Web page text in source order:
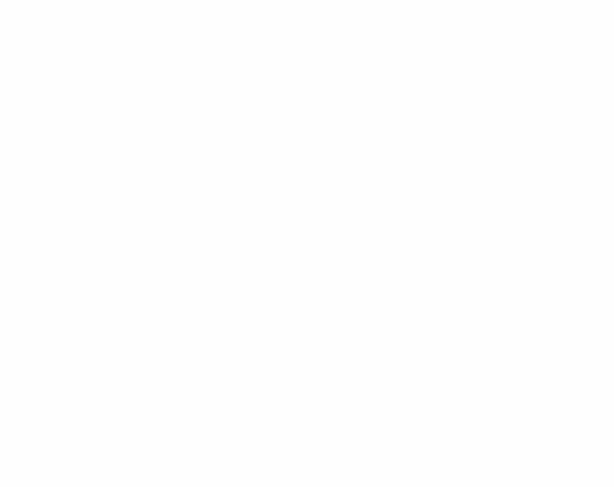
Twice in